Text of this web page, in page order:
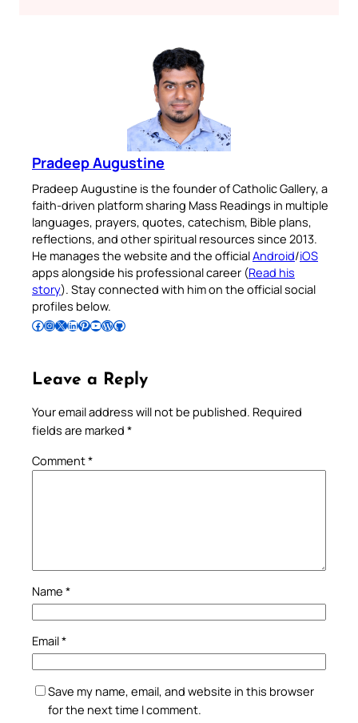
Pradeep Augustine
Pradeep Augustine is the founder of Catholic Gallery, a
faith-driven platform sharing Mass Readings in multiple
languages, prayers, quotes, catechism, Bible plans,
reflections, and other spiritual resources since 2013.
He manages the website and the officialAndroid/iOS
apps alongside his professional career (Read his
story). Stay connected with him on the official social
profiles below.
Follow Pradeep on Facebook Follow Pradeep on InstagramFollow Pradeep on X Follow Pradeep on LinkedIn Follow Pradeep on Pinterest Subscribe to Pradeep’s Youtube Channel Follow Pradeep on WordPress Follow Pradeep on GitHub
Leave a Reply
Your email address will not be published. Required
fields are marked *
Comment*
Name *
Email*
Save my name, email, and website in this browser
for the next time I comment.